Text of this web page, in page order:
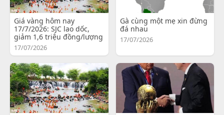
Giá vàng hôm nay
17/7/2026: SJC lao dốc,
giảm 1,6 triệu đồng/lượng
17/07/2026
Gà cùng một mẹ xin đừng
đá nhau
17/07/2026